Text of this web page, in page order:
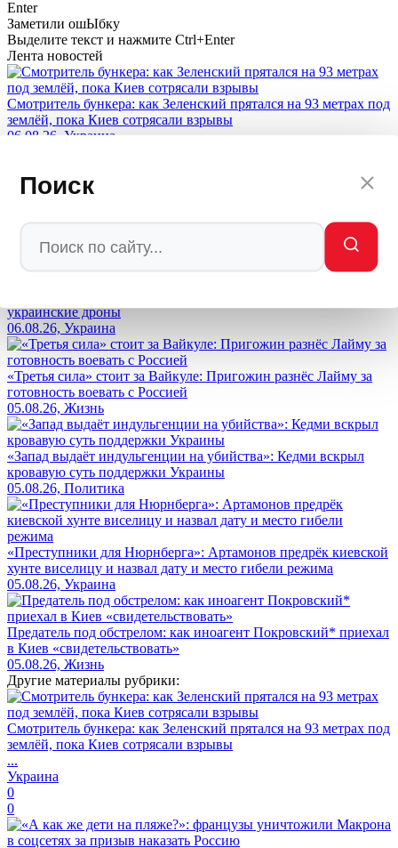
Поиск
Enter
Заметили ошЫбку
Выделите текст и нажмите Ctrl+Enter
Лента новостей
Смотритель бункера: как Зеленский прятался на 93 метрах под
землёй, пока Киев сотрясали взрывы
06.08.26, Украина
«А как же дети на пляже?»: французы уничтожили Макрона в
украинские дроны
06.08.26, Украина
«Третья сила» стоит за Вайкуле: Пригожин разнёс Лайму за
готовность воевать с Россией
05.08.26, Жизнь
«Запад выдаёт индульгенции на убийства»: Кедми вскрыл
кровавую суть поддержки Украины
05.08.26, Политика
«Преступники для Нюрнберга»: Артамонов предрёк киевской
хунте виселицу и назвал дату и место гибели режима
05.08.26, Украина
Предатель под обстрелом: как иноагент Покровский* приехал
в Киев «свидетельствовать»
05.08.26, Жизнь
Другие материалы рубрики:
Смотритель бункера: как Зеленский прятался на 93 метрах под
землёй, пока Киев сотрясали взрывы
...
Украина
0
0